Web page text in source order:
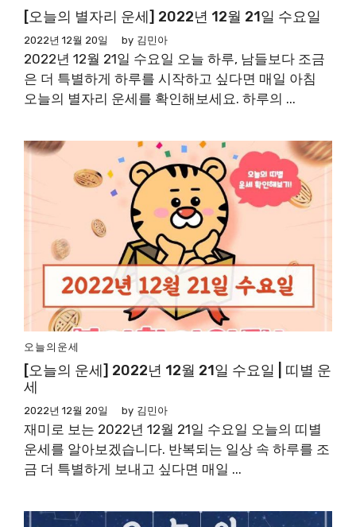
[오늘의 별자리 운세] 2022년 12월 21일 수요일
2022년 12월 20일 by 김민아
2022년 12월 21일 수요일 오늘 하루, 남들보다 조금
은 더 특별하게 하루를 시작하고 싶다면 매일 아침
오늘의 별자리 운세를 확인해보세요. 하루의 ...
오늘의운세
[오늘의 운세] 2022년 12월 21일 수요일 | 띠별 운
세
2022년 12월 20일 by 김민아
재미로 보는 2022년 12월 21일 수요일 오늘의 띠별
운세를 알아보겠습니다. 반복되는 일상 속 하루를 조
금 더 특별하게 보내고 싶다면 매일 ...